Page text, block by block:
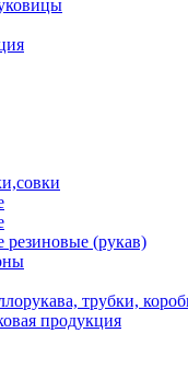
(рукав)
трубки,
продукция